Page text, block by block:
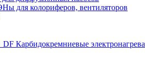
для колориферов, вентиляторов
Карбидокремниевые